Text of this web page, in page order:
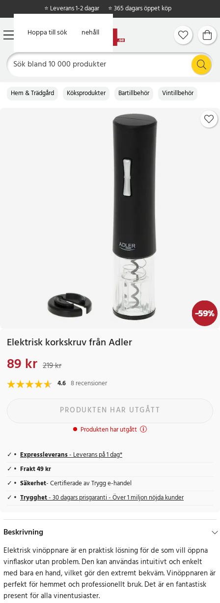
Hoppa till huvudinnehåll
Hoppa till sök
⭐ Leverans 1-2 dagar ⭐ 365 dagars öppet köp
Hem & Trädgård Köksprodukter Bartillbehör Vintillbehör
-59%
Elektrisk korkskruv från Adler
Nuvarande pris
89 kr 219 kr
4.6 8 recensioner
PRODUKTEN HAR UTGÅTT
Produkten har utgått
Expressleverans- Leverans på 1 dag*
Frakt 49 kr
Säkerhet- Certifierade av Trygg e-handel
Trygghet- 30 dagars prisgaranti - Över 1 miljon nöjda kunder
Beskrivning
Elektrisk vinöppnare är en praktisk lösning för de som vill öppna
vinflaskor utan problem. Den kan användas intuitivt och enkelt
med bara en hand, vilket gör den extremt bekväm. Vinöppnaren är
perfekt för hemmet och professionellt bruk. Det är en fantastisk
present för alla vinentusiaster.